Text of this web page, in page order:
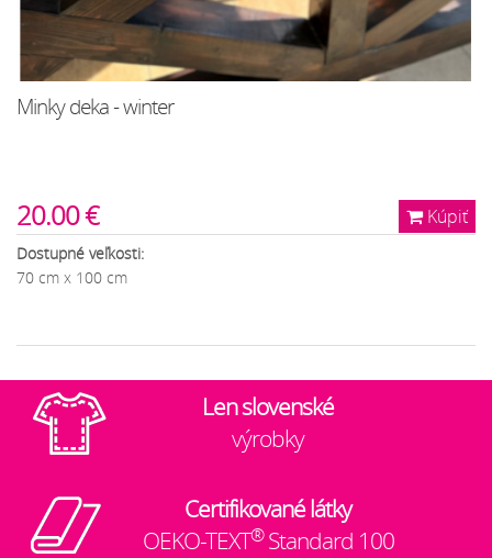
Minky deka - winter
Kúpiť
20.00 €
Dostupné veľkosti:
70 cm x 100 cm
Len slovenské
výrobky
Certifikované látky
OEKO-TEXT®Standard 100